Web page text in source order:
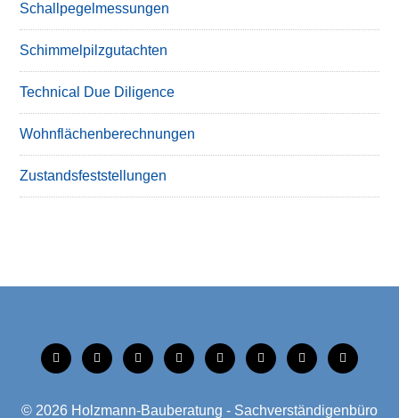
Schallpegelmessungen
Schimmelpilzgutachten
Technical Due Diligence
Wohnflächenberechnungen
Zustandsfeststellungen
tiktok instagramfacebooklinkedinxing linkedinmobilemail
© 2026 Holzmann-Bauberatung - Sachverständigenbüro